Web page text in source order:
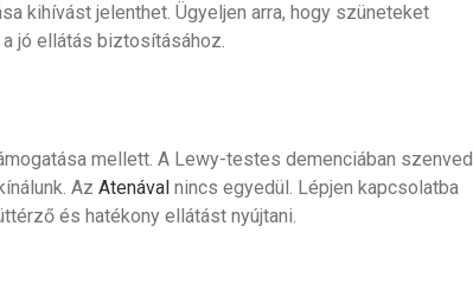
kihívást jelenthet. Ügyeljen arra, hogy szüneteket
jó ellátás biztosításához.
mellett. A Lewy-testes demenciában
Az Atenával nincs egyedül. Lépjen kapcsolatba
és hatékony ellátást nyújtani.